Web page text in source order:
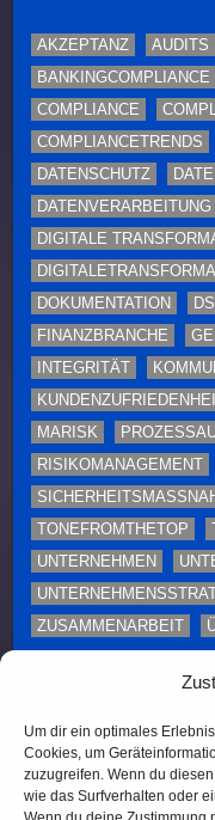
Um dir ein optimales
Cookies, um
zuzugreifen. Wenn du
wie das Surfverhalten oder
AKZEPTANZ AUDITS
BANKINGCOMPLIANCE
COMPLIANCE
COMPLIANCETRENDS
DATENSCHUTZ
DATENVERARBEITUNG
DIGITALE
DOKUMENTATION
FINANZBRANCHE
INTEGRITÄT
MARISK
RISIKOMANAGEMENT
TONEFROMTHETOP
UNTERNEHMEN
ZUSAMMENARBEIT
Diese Webseite
wurden. Namen,
dienen – sofern nicht
gekennzeichnet –